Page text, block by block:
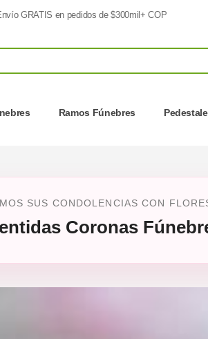
GRATIS en pedidos de $300mil+ COP
Ramos Fúnebres
SUS CONDOLENCIAS CON
Coronas